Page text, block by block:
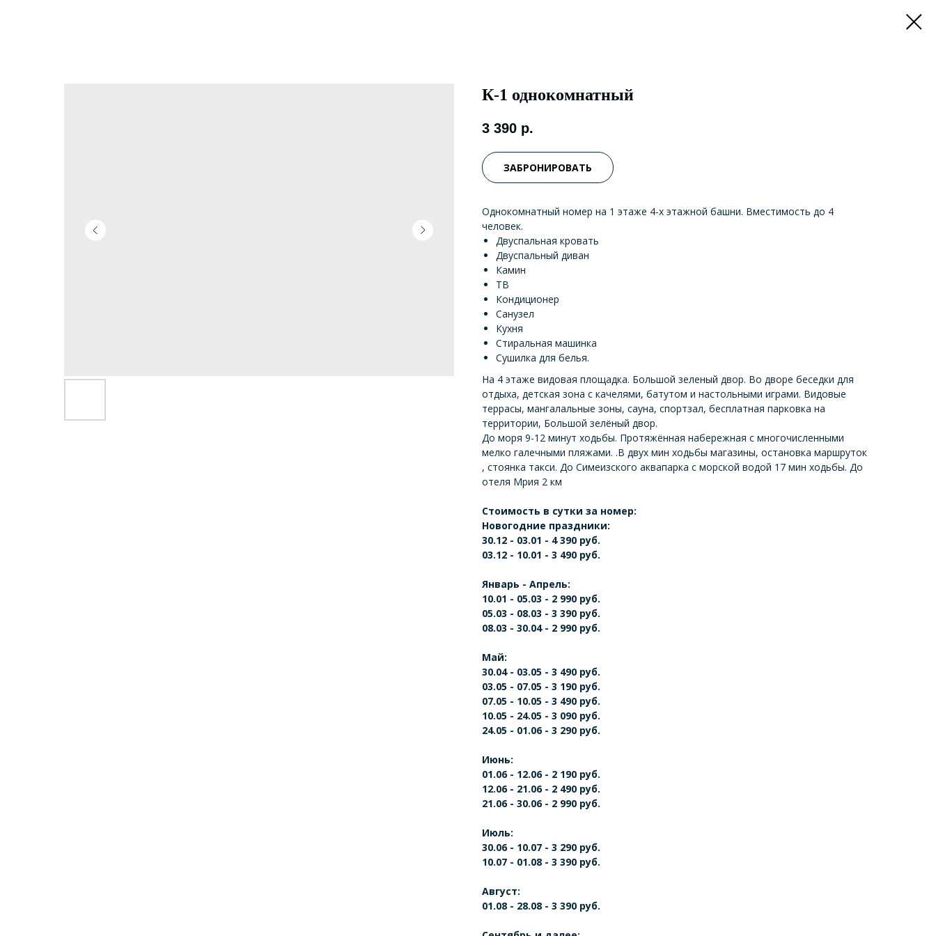
К-1 однокомнатный
3 390 р.
ЗАБРОНИРОВАТЬ
Однокомнатный номер на 1 этаже 4-х этажной башни. Вместимость до 4
человек.
Двуспальная кровать
Двуспальный диван
Камин
ТВ
Кондиционер
Санузел
Кухня
Стиральная машинка
Сушилка для белья.
На 4 этаже видовая площадка. Большой зеленый двор. Во дворе беседки для
отдыха, детская зона с качелями, батутом и настольными играми. Видовые
террасы, мангалальные зоны, сауна, спортзал, бесплатная парковка на
территории, Большой зелёный двор.
До моря 9-12 минут ходьбы. Протяжённая набережная с многочисленными
мелко галечными пляжами. .В двух мин ходьбы магазины, остановка маршруток
, стоянка такси. До Симеизского аквапарка с морской водой 17 мин ходьбы. До
отеля Мрия 2 км
Стоимость в сутки за номер:
Новогодние праздники:
30.12 - 03.01 - 4 390 руб.
03.12 - 10.01 - 3 490 руб.
Январь - Апрель:
10.01 - 05.03 - 2 990 руб.
05.03 - 08.03 - 3 390 руб.
08.03 - 30.04 - 2 990 руб.
Май:
30.04 - 03.05 - 3 490 руб.
03.05 - 07.05 - 3 190 руб.
07.05 - 10.05 - 3 490 руб.
10.05 - 24.05 - 3 090 руб.
24.05 - 01.06 - 3 290 руб.
Июнь:
01.06 - 12.06 - 2 190 руб.
12.06 - 21.06 - 2 490 руб.
21.06 - 30.06 - 2 990 руб.
Июль:
30.06 - 10.07 - 3 290 руб.
10.07 - 01.08 - 3 390 руб.
Август:
01.08 - 28.08 - 3 390 руб.